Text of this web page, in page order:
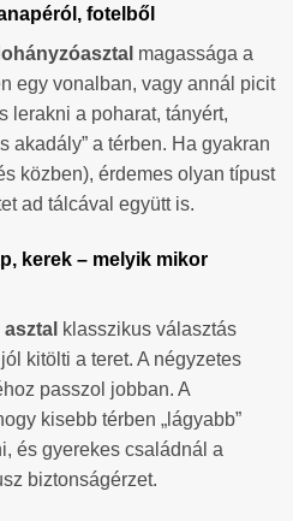
fotelből
magassága a
egy vonalban, vagy annál picit
lerakni a poharat, tányért,
akadály” a térben. Ha gyakran
közben), érdemes olyan típust
ad tálcával együtt is.
kerek – melyik mikor
klasszikus választás
kitölti a teret. A négyzetes
passzol jobban. A
kisebb térben „lágyabb”
és gyerekes családnál a
biztonságérzet.